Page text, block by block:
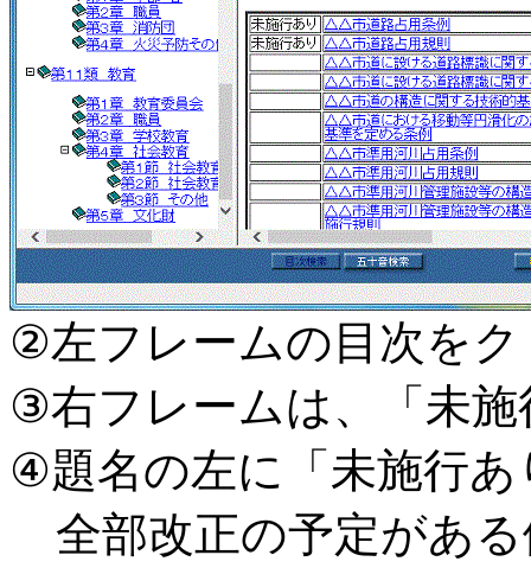
②左フレームの目次を
③右フレームは、「未施
④題名の左に「未施行あ
全部改正の予定がある